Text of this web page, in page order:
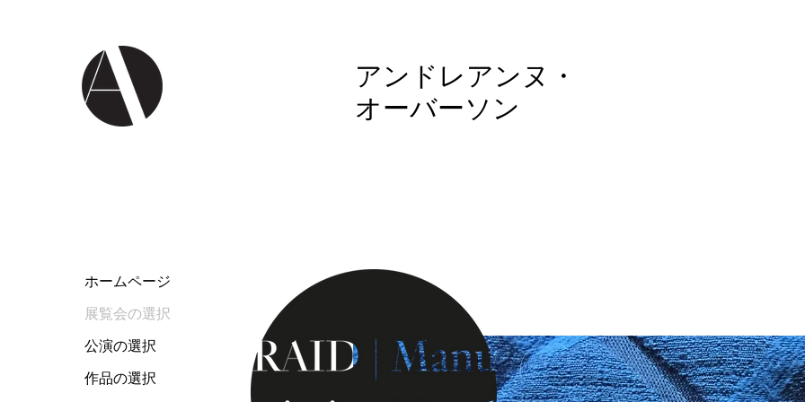
アンドレアンヌ・
オーバーソン
ホームページ
展覧会の選択
公演の選択
作品の選択